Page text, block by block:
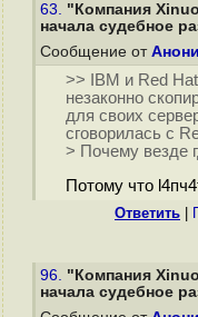
63. "Компания
начала судебное
Сообщение от
>> IBM и Red
незаконно
для своих
сговорилась с
> Почему везде
Потому что
Ответить
96. "Компания
начала судебное